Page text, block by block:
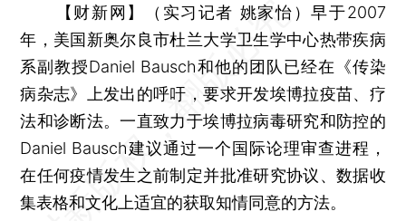
【财新网】（实习记者 姚家怡）早于2007
年，美国新奥尔良市杜兰大学卫生学中心热带疾病
系副教授Daniel Bausch和他的团队已经在《传染
病杂志》上发出的呼吁，要求开发埃博拉疫苗、疗
法和诊断法。一直致力于埃博拉病毒研究和防控的
Daniel Bausch建议通过一个国际论理审查进程，
在任何疫情发生之前制定并批准研究协议、数据收
集表格和文化上适宜的获取知情同意的方法。